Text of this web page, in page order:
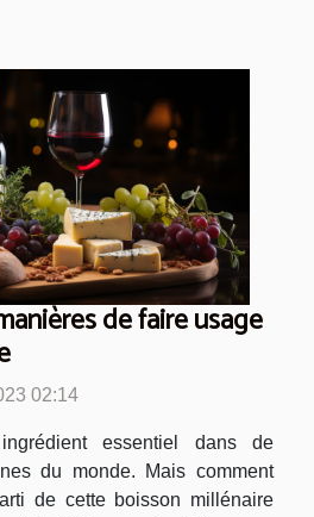
de faire usage
02:14
essentiel dans de
du monde. Mais comment
de cette boisson millénaire